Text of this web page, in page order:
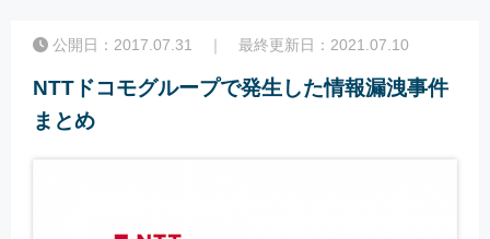
公開日：2017.07.31 ｜ 最終更新日：2021.07.10
NTTドコモグループで発生した情報漏洩事件
まとめ